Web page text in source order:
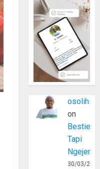
osolihin
on
Bestie
Tapi
30/03/